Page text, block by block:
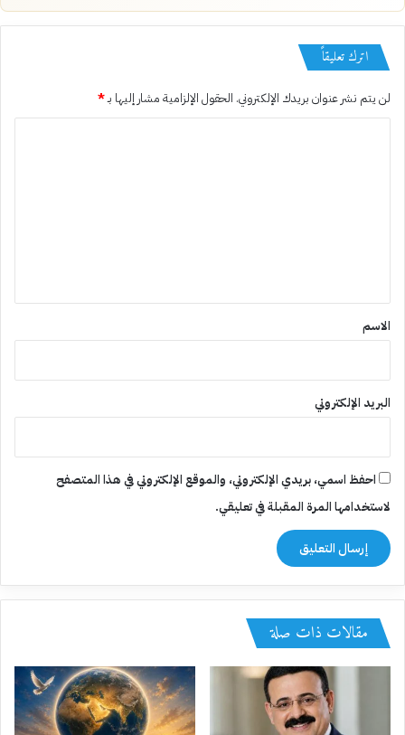
اترك تعليقاً
لن يتم نشر عنوان بريدك الإلكتروني. الحقول الإلزامية مشار إليها بـ*
*
الاسم
البريد الإلكتروني
احفظ اسمي، بريدي الإلكتروني، والموقع الإلكتروني في هذا المتصفح
لاستخدامها المرة المقبلة في تعليقي.
مقالات ذات صلة